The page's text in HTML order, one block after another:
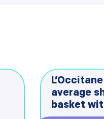
average
basket